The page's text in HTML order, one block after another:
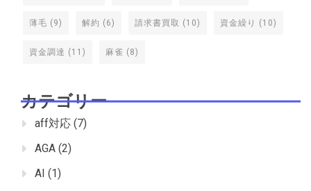
薄毛 (9) 解約 (6) 請求書買取 (10) 資金繰り (10)
資金調達 (11) 麻雀 (8)
カテゴリー
aff対応 (7)
AGA (2)
AI (1)